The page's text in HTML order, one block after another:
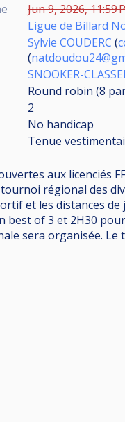
Jun 9, 2026, 11:59
Ligue de Billard
Sylvie COUDERC (
(
SNOOKER-
Round robin (8
2
No handicap
Tenue
aux licenciés
régional des
et les distances
best of 3 et 2H30
sera organisée. Le